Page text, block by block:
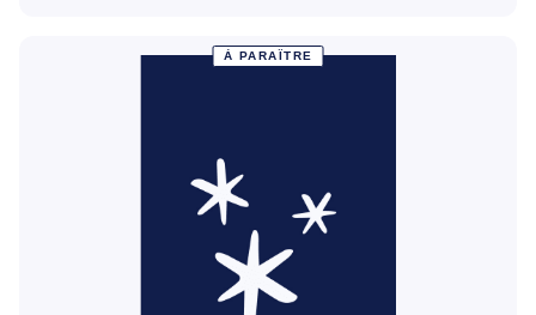
À PARAÎTRE